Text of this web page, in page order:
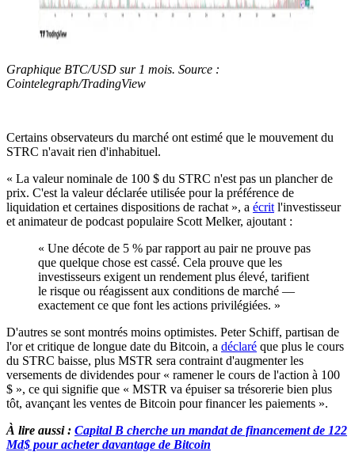
Graphique BTC/USD sur 1 mois. Source :
Cointelegraph/TradingView
Certains observateurs du marché ont estimé que le mouvement du
STRC n'avait rien d'inhabituel.
« La valeur nominale de 100 $ du STRC n'est pas un plancher de
prix. C'est la valeur déclarée utilisée pour la préférence de
liquidation et certaines dispositions de rachat », a écrit l'investisseur
et animateur de podcast populaire Scott Melker, ajoutant :
« Une décote de 5 % par rapport au pair ne prouve pas
que quelque chose est cassé. Cela prouve que les
investisseurs exigent un rendement plus élevé, tarifient
le risque ou réagissent aux conditions de marché —
exactement ce que font les actions privilégiées. »
D'autres se sont montrés moins optimistes. Peter Schiff, partisan de
l'or et critique de longue date du Bitcoin, a déclaré que plus le cours
du STRC baisse, plus MSTR sera contraint d'augmenter les
versements de dividendes pour « ramener le cours de l'action à 100
$ », ce qui signifie que « MSTR va épuiser sa trésorerie bien plus
tôt, avançant les ventes de Bitcoin pour financer les paiements ».
À lire aussi : Capital B cherche un mandat de financement de 122
Md$ pour acheter davantage de Bitcoin